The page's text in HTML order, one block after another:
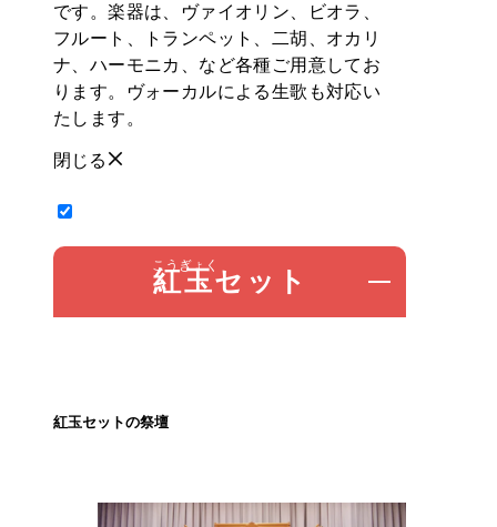
です。楽器は、ヴァイオリン、ビオラ、
フルート、トランペット、二胡、オカリ
ナ、ハーモニカ、など各種ご用意してお
ります。ヴォーカルによる生歌も対応い
たします。
閉じる
紅玉セット
紅玉セットの祭壇